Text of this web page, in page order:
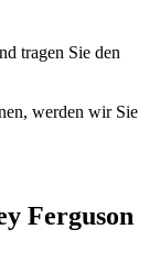
tragen Sie den
werden wir Sie
Ferguson